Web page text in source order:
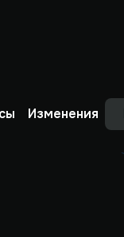
Изменения